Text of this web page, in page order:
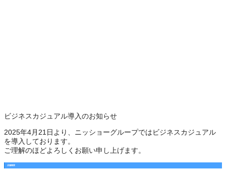
ビジネスカジュアル導入のお知らせ
2025年4月21日より、ニッショーグループではビジネスカジュアル
を導入しております。
ご理解のほどよろしくお願い申し上げます。
店舗概要